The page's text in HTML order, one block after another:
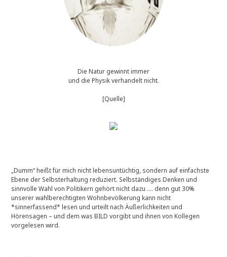
Die Natur gewinnt immer
und die Physik verhandelt nicht.
[Quelle]
„Dumm“ heißt für mich nicht lebensuntüchtig, sondern auf einfachste
Ebene der Selbsterhaltung reduziert. Selbständiges Denken und
sinnvolle Wahl von Politikern gehört nicht dazu …. denn gut 30%
unserer wahlberechtigten Wohnbevölkerung kann nicht
*sinnerfassend* lesen und urteilt nach Äußerlichkeiten und
Hörensagen – und dem was BILD vorgibt und ihnen von Kollegen
vorgelesen wird.